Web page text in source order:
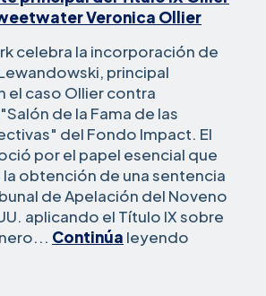
celebra la incorporación de
principal
el caso Ollier contra
de la Fama de las
del Fondo Impact. El
por el papel esencial que
obtención de una sentencia
de Apelación del Noveno
aplicando el Título IX sobre
Continúa leyendo